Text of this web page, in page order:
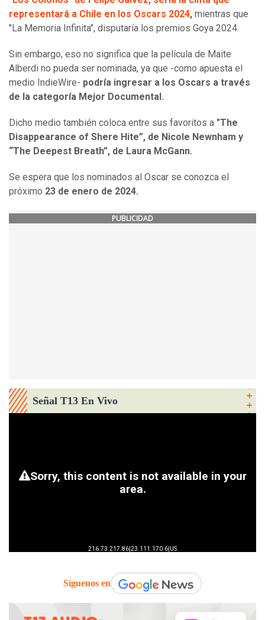
representará a Chile en los Oscars 2024, mientras que
"La Memoria Infinita", disputaría los premios Goya 2024.
Sin embargo, eso no significa que la película de Maite
Alberdi no pueda ser nominada, ya que -como apuesta el
medio IndieWire- podría ingresar a los Oscars a través
de la categoría Mejor Documental.
Dicho medio también coloca entre sus favoritos a "The
Disappearance of Shere Hite”, de Nicole Newnham y
“The Deepest Breath”, de Laura McGann.
Se espera que los nominados al Oscar se conozca el
próximo 23 de enero de 2024.
PUBLICIDAD
Señal T13 En Vivo
Síguenos en